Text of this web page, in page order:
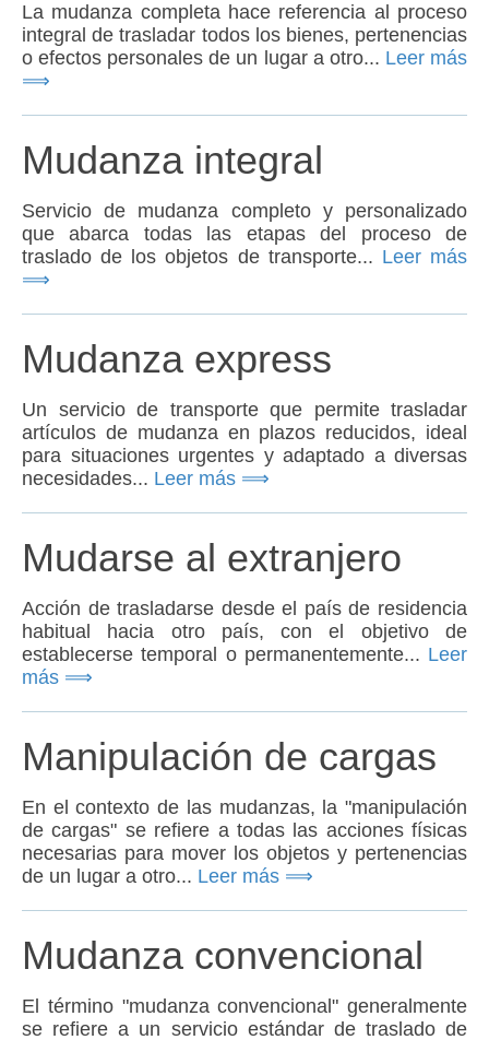
La mudanza completa hace referencia al proceso
integral de trasladar todos los bienes, pertenencias
o efectos personales de un lugar a otro... Leer más
⟹
Mudanza integral
Servicio de mudanza completo y personalizado
que abarca todas las etapas del proceso de
traslado de los objetos de transporte... Leer más
⟹
Mudanza express
Un servicio de transporte que permite trasladar
artículos de mudanza en plazos reducidos, ideal
para situaciones urgentes y adaptado a diversas
necesidades... Leer más ⟹
Mudarse al extranjero
Acción de trasladarse desde el país de residencia
habitual hacia otro país, con el objetivo de
establecerse temporal o permanentemente... Leer
más ⟹
Manipulación de cargas
En el contexto de las mudanzas, la "manipulación
de cargas" se refiere a todas las acciones físicas
necesarias para mover los objetos y pertenencias
de un lugar a otro... Leer más ⟹
Mudanza convencional
El término "mudanza convencional" generalmente
se refiere a un servicio estándar de traslado de